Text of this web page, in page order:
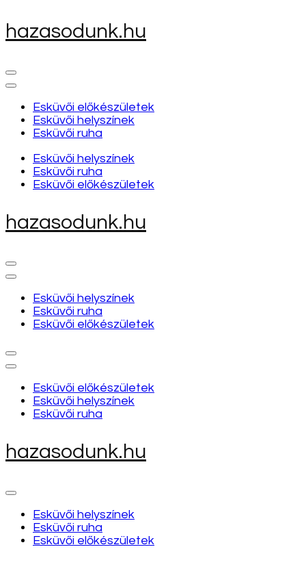
Skip
to
Enter)
hazasodunk.hu
Esküvői előkészületek
Esküvői helyszínek
Esküvői ruha
Esküvői helyszínek
Esküvői ruha
Esküvői előkészületek
hazasodunk.hu
Esküvői helyszínek
Esküvői ruha
Esküvői előkészületek
Esküvői előkészületek
Esküvői helyszínek
Esküvői ruha
hazasodunk.hu
Esküvői helyszínek
Esküvői ruha
Esküvői előkészületek